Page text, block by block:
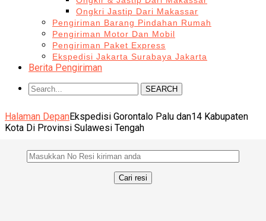
Ongkri Jastip Dari Makassar
Pengiriman Barang Pindahan Rumah
Pengiriman Motor Dan Mobil
Pengiriman Paket Express
Ekspedisi Jakarta Surabaya Jakarta
Berita Pengiriman
SEARCH
Halaman DepanEkspedisi Gorontalo Palu dan14 Kabupaten
Kota Di Provinsi Sulawesi Tengah